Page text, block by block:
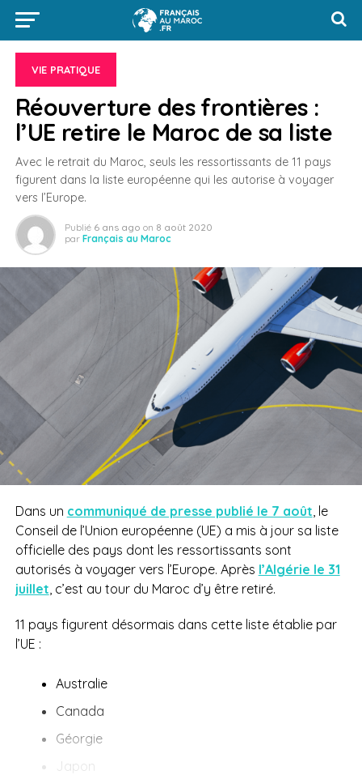
VIE PRATIQUE
Réouverture des frontières :
l’UE retire le Maroc de sa liste
Avec le retrait du Maroc, seuls les ressortissants de 11 pays
figurent dans la liste européenne qui les autorise à voyager
vers l’Europe.
Publié 6 ans ago on 8 août 2020
par Français au Maroc
Dans un communiqué de presse publié le 7 août , le
Conseil de l’Union européenne (UE) a mis à jour sa liste
officielle des pays dont les ressortissants sont
autorisés à voyager vers l’Europe. Après l’Algérie le 31
juillet , c’est au tour du Maroc d’y être retiré.
11 pays figurent désormais dans cette liste établie par
l’UE :
Australie
Canada
Géorgie
Japon